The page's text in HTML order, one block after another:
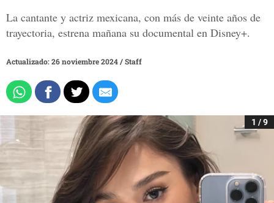
La cantante y actriz mexicana, con más de veinte años de
trayectoria, estrena mañana su documental en Disney+.
Actualizado: 26 noviembre 2024/Staff
1 / 9